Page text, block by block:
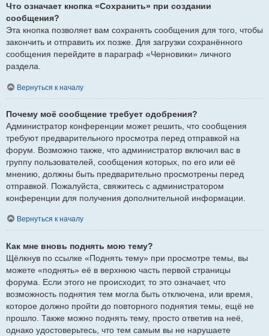
Что означает кнопка «Сохранить» при создании
сообщения?
Эта кнопка позволяет вам сохранять сообщения для того, чтобы
закончить и отправить их позже. Для загрузки сохранённого
сообщения перейдите в параграф «Черновики» личного
раздела.
Вернуться к началу
Почему моё сообщение требует одобрения?
Администратор конференции может решить, что сообщения
требуют предварительного просмотра перед отправкой на
форум. Возможно также, что администратор включил вас в
группу пользователей, сообщения которых, по его или её
мнению, должны быть предварительно просмотрены перед
отправкой. Пожалуйста, свяжитесь с администратором
конференции для получения дополнительной информации.
Вернуться к началу
Как мне вновь поднять мою тему?
Щёлкнув по ссылке «Поднять тему» при просмотре темы, вы
можете «поднять» её в верхнюю часть первой страницы
форума. Если этого не происходит, то это означает, что
возможность поднятия тем могла быть отключена, или время,
которое должно пройти до повторного поднятия темы, ещё не
прошло. Также можно поднять тему, просто ответив на неё,
однако удостоверьтесь, что тем самым вы не нарушаете